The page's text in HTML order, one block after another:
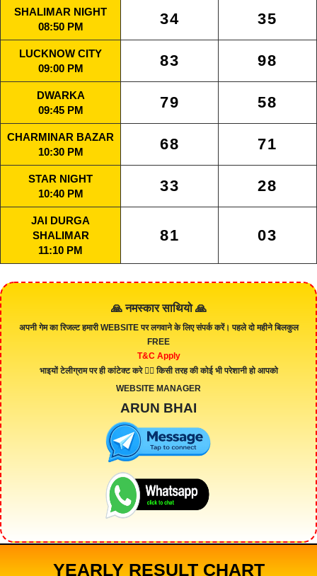
SHALIMAR NIGHT
08:50 PM
34 35
LUCKNOW CITY
09:00 PM
83 98
DWARKA
09:45 PM
79 58
CHARMINAR BAZAR
10:30 PM
68 71
STAR NIGHT
10:40 PM
33 28
JAI DURGA
SHALIMAR
11:10 PM
81 03
🙏 नमस्कार साथियो 🙏
अपनी गेम का रिजल्ट हमारीWEBSITEपर लगवाने के लिए संपर्क करें। पहले दो महीने बिलकुल
FREE
T&C Apply
भाइयों टेलीग्राम पर ही कांटेक्ट करे 👇🏻 किसी तरह की कोई भी परेशानी हो आपको
WEBSITE MANAGER
ARUN BHAI
YEARLY RESULT CHART